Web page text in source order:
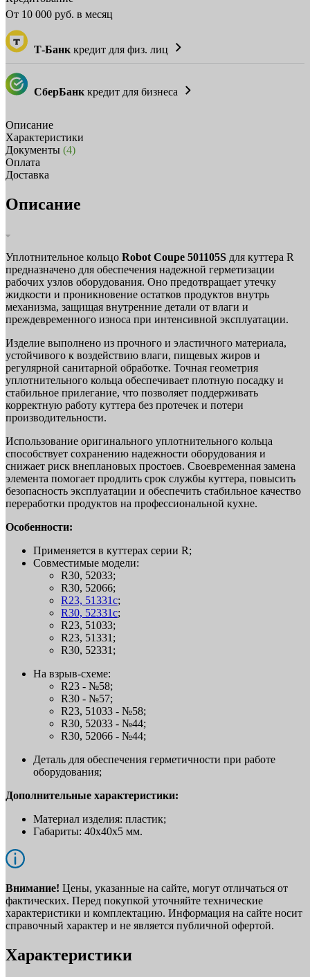
От 10 000 руб. в месяц
Т-Банк кредит для физ. лиц
СберБанк кредит для бизнеса
Описание
Характеристики
Документы (4)
Оплата
Доставка
Описание
Уплотнительное кольцо Robot Coupe 501105S для куттера R
предназначено для обеспечения надежной герметизации
рабочих узлов оборудования. Оно предотвращает утечку
жидкости и проникновение остатков продуктов внутрь
механизма, защищая внутренние детали от влаги и
преждевременного износа при интенсивной эксплуатации.
Изделие выполнено из прочного и эластичного материала,
устойчивого к воздействию влаги, пищевых жиров и
регулярной санитарной обработке. Точная геометрия
уплотнительного кольца обеспечивает плотную посадку и
стабильное прилегание, что позволяет поддерживать
корректную работу куттера без протечек и потери
производительности.
Использование оригинального уплотнительного кольца
способствует сохранению надежности оборудования и
снижает риск внеплановых простоев. Своевременная замена
элемента помогает продлить срок службы куттера, повысить
безопасность эксплуатации и обеспечить стабильное качество
переработки продуктов на профессиональной кухне.
Особенности:
Применяется в куттерах серии R;
Совместимые модели:
R30, 52033;
R30, 52066;
R23, 51331c;
R30, 52331c;
R23, 51033;
R23, 51331;
R30, 52331;
На взрыв-схеме:
R23 - №58;
R30 - №57;
R23, 51033 - №58;
R30, 52033 - №44;
R30, 52066 - №44;
Деталь для обеспечения герметичности при работе
оборудования;
Дополнительные характеристики:
Материал изделия: пластик;
Габариты: 40x40x5 мм.
Внимание! Цены, указанные на сайте, могут отличаться от
фактических. Перед покупкой уточняйте технические
характеристики и комплектацию. Информация на сайте носит
справочный характер и не является публичной офертой.
Характеристики